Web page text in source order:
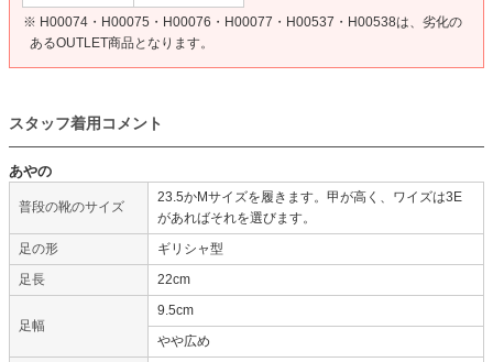
※ H00074・H00075・H00076・H00077・H00537・H00538は、劣化の
あるOUTLET商品となります。
スタッフ着用コメント
あやの
普段の靴のサイズ
23.5かMサイズを履きます。甲が高く、ワイズは3E
があればそれを選びます。
足の形
ギリシャ型
足長
22cm
足幅
9.5cm
やや広め